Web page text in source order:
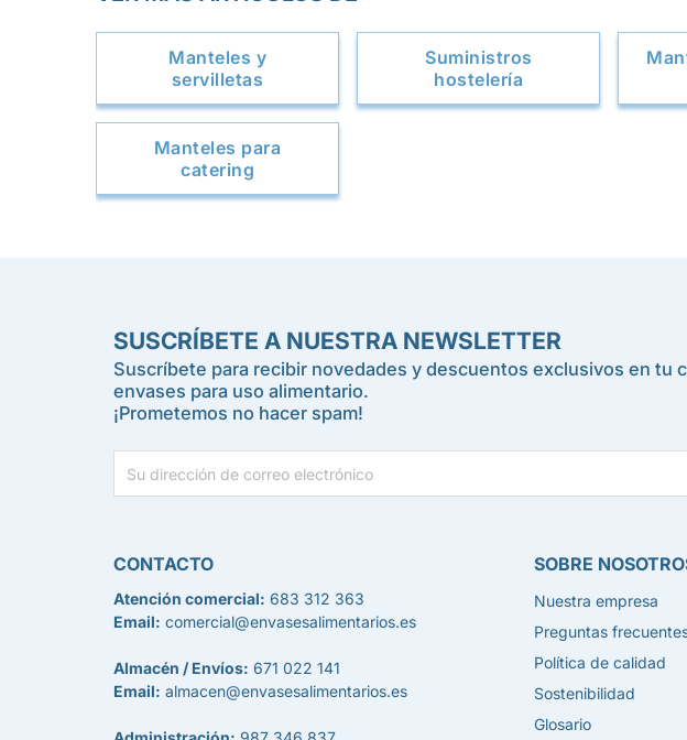
Manteles y
servilletas
Suministros
hostelería
Manteles para
catering
SUSCRÍBETE A NUESTRA NEWSLETTER
Suscríbete para recibir novedades y descuentos exclusivos en tu
envases para uso alimentario.
¡Prometemos no hacer spam!
CONTACTO
Atención comercial: 683 312 363
Email: comercial@envasesalimentarios.es
Almacén / Envíos: 671 022 141
Email: almacen@envasesalimentarios.es
SOBRE
Nuestra empresa
Preguntas
Política de calidad
Sostenibilidad
Glosario